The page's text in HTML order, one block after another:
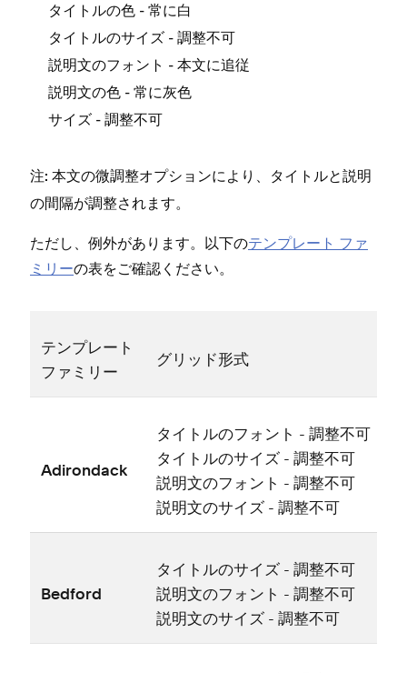
タイトルの色 - 常に白
タイトルのサイズ - 調整不可
説明文のフ⁠ォント - 本文に追従
説明文の色 - 常に灰色
サイズ - 調整不可
注⁠: 本文の微調整オプシ⁠ョンにより⁠、タイトルと説明
の間隔が調整されます⁠。
ただし⁠、例外があります⁠。以下のテンプレ⁠ート フ⁠ァ
ミリ⁠ーの表をご確認ください⁠。
テンプレ⁠ート
フ⁠ァミリ⁠ー
グリ⁠ッド形式
Adirondack
タイトルのフ⁠ォント - 調整不可
タイトルのサイズ - 調整不可
説明文のフ⁠ォント - 調整不可
説明文のサイズ - 調整不可
Bedford
タイトルのサイズ - 調整不可
説明文のフ⁠ォント - 調整不可
説明文のサイズ - 調整不可